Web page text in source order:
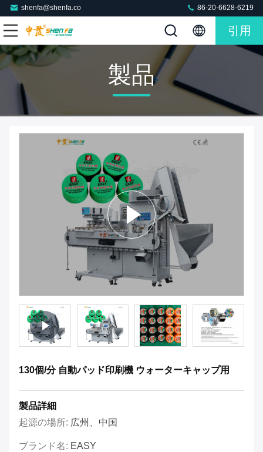
shenfa@shenfa.co 86-20-6628-6219
引用
製品
130個/分 自動パッド印刷機 ウォーターキャップ用
製品詳細
起源の場所: 広州、中国
ブランド名: EASY